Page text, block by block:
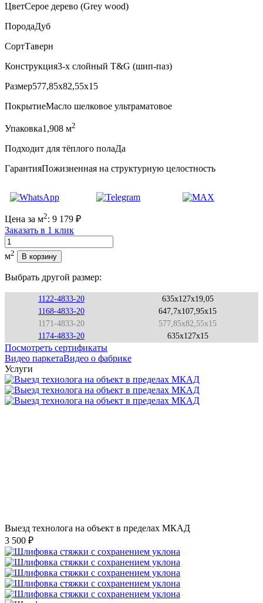
ЦветСерое дерево (Grey wood)
ПородаДуб
СортТаверн
Конструкция3-х слойный T&G (шип-паз)
Размер577,85x82,55x15
ПокрытиеМасло шелковое ультраматовое
Упаковка1,908 м2
Подходит для тёплого полаДа
ГарантияПожизненная на структурную целостность
Цена за м2: 9 179 ₽
Заказать в 1 клик
Количество
м2 В корзину
Выбрать другой размер:
1122-4833-20
635x127x19,05
1168-4833-20
647,7x107,95x15
1171-4833-20
577,85x82,55x15
1174-4833-20
635x127x15
Посмотреть сертификаты
Видео паркетаВидео о фабрике
Услуги
Выезд технолога на объект в пределах МКАД
3 500 ₽